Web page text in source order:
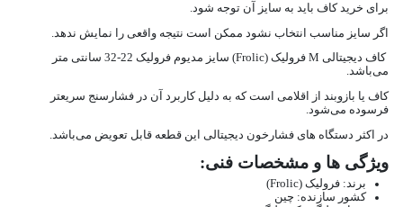
برای خرید کاف باید به سایز آن توجه شود.
اگر سایز مناسب انتخاب نشود ممکن است نتیجه واقعی را نمایش ندهد.
کاف دیجیتالی M فرولیک (Frolic) سایز مدیوم فرولیک 22-32 سانتی متر
می‌باشد.
کاف یا بازوبند از اقلامی است که به دلیل کاربرد آن در فشارسنج سریعتر
فرسوده می‌شود.
در اکثر دستگاه های فشارخون دیجیتالی این قطعه قابل تعویض می‌باشد.
ویژگی ها و مشخصات فنی:
برند: فرولیک (Frolic)
کشور سازنده: چین